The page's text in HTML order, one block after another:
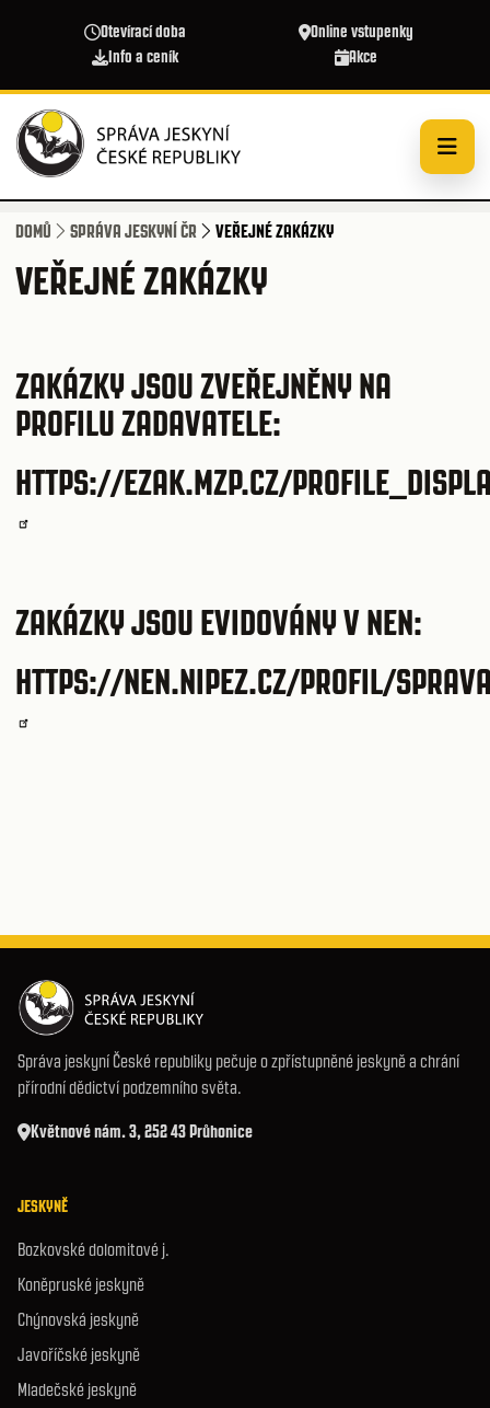
Otevírací doba
Online vstupenky
Info a ceník
Akce
DOMŮ SPRÁVA JESKYNÍ ČR VEŘEJNÉ ZAKÁZKY
VEŘEJNÉ ZAKÁZKY
ZAKÁZKY JSOU ZVEŘEJNĚNY NA
PROFILU ZADAVATELE:
HTTPS://EZAK.MZP.CZ/
ZAKÁZKY JSOU EVIDOVÁNY V NEN:
HTTPS://NEN.NIPEZ.CZ/PROFIL/
Správa jeskyní České republiky pečuje o zpřístupněné jeskyně a chrání
přírodní dědictví podzemního světa.
Květnové nám. 3, 252 43 Průhonice
JESKYNĚ
Bozkovské dolomitové j.
Koněpruské jeskyně
Chýnovská jeskyně
Javoříčské jeskyně
Mladečské jeskyně